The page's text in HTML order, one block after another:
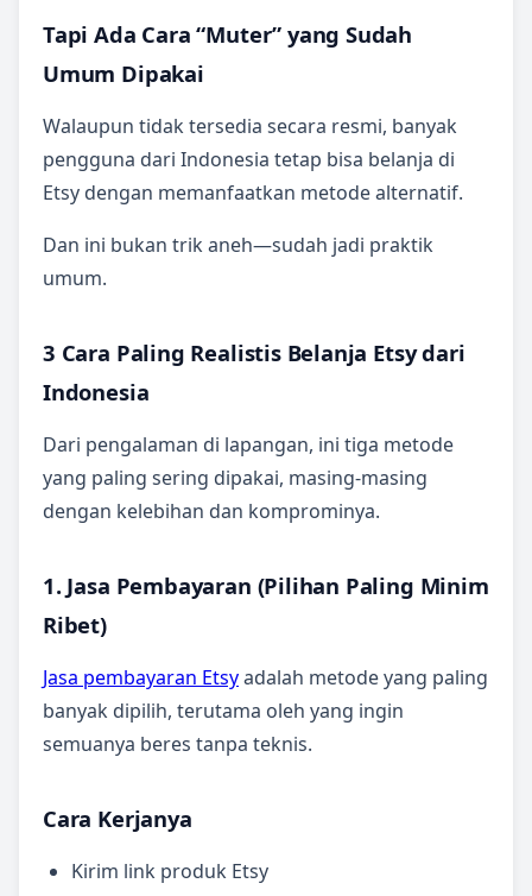
Tapi Ada Cara “Muter” yang Sudah
Umum Dipakai
Walaupun tidak tersedia secara resmi, banyak
pengguna dari Indonesia tetap bisa belanja di
Etsy dengan memanfaatkan metode alternatif.
Dan ini bukan trik aneh—sudah jadi praktik
umum.
3 Cara Paling Realistis Belanja Etsy dari
Indonesia
Dari pengalaman di lapangan, ini tiga metode
yang paling sering dipakai, masing-masing
dengan kelebihan dan komprominya.
1. Jasa Pembayaran (Pilihan Paling Minim
Ribet)
Jasa pembayaran Etsyadalah metode yang paling
banyak dipilih, terutama oleh yang ingin
semuanya beres tanpa teknis.
Cara Kerjanya
Kirim link produk Etsy